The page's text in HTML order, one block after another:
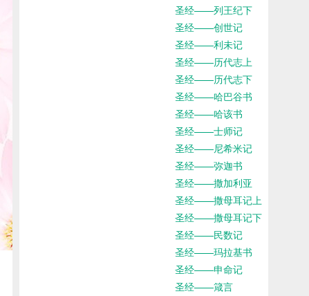
圣经——列王纪下
圣经——创世记
圣经——利未记
圣经——历代志上
圣经——历代志下
圣经——哈巴谷书
圣经——哈该书
圣经——士师记
圣经——尼希米记
圣经——弥迦书
圣经——撒加利亚
圣经——撒母耳记上
圣经——撒母耳记下
圣经——民数记
圣经——玛拉基书
圣经——申命记
圣经——箴言